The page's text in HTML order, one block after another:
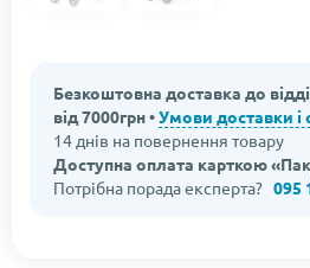
Безкоштовна доставка до
від 7000грн •Умови доставки і
14 днів на повернення товару
Доступна оплата карткою
Потрібна порада експерта? 095